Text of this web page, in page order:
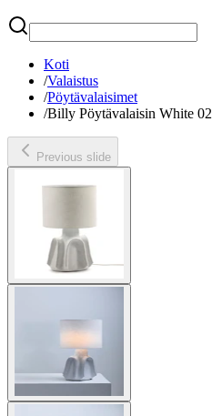
Etsi
Koti
/Valaistus
/Pöytävalaisimet
/Billy Pöytävalaisin White 02
Previous slide